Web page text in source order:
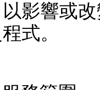
影響或
式。